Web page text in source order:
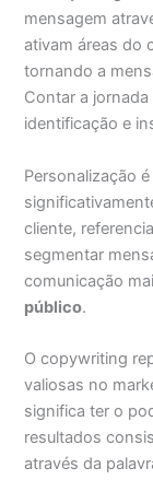
mensagem
ativam áreas do
tornando a
Contar a
identificação e
Personalização
cliente,
segmentar
comunicação
público.
O copywriting
valiosas no
significa ter o
resultados
através da